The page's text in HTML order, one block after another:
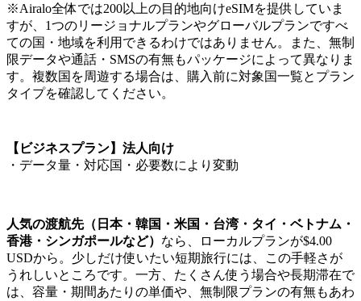
※Airalo全体では200以上の目的地向けeSIMを提供していま
すが、1つのリージョナルプランやグローバルプランですべ
ての国・地域を利用できるわけではありません。また、無制
限データや通話・SMSの有無もパッケージによって異なりま
す。複数国を周遊する場合は、購入前に対象国一覧とプラン
タイプを確認してください。
【ビジネスプラン】法人向け
・データ量・対応国・必要数により変動
人気の渡航先（日本・韓国・米国・台湾・タイ・ベトナム・
香港・シンガポールなど） なら、ローカルプランが$4.00
USDから。少しだけ使いたい短期旅行には、この手軽さが
うれしいところです。一方、たくさん使う場合や長期滞在で
は、容量・期間あたりの単価や、無制限プランの有無もあわ